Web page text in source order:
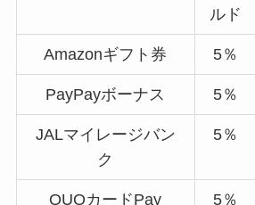
ルド
Amazonギフト券 5％
PayPayボーナス 5％
JALマイレージバン
ク
5％
QUOカードPay 5％